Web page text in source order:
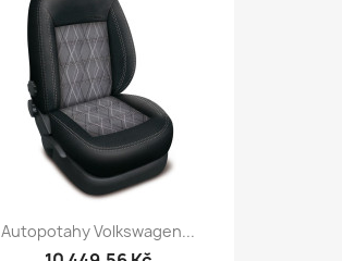
Autopotahy Volkswagen...